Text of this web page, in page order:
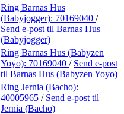
Ring Barnas Hus
(Babyjogger): 70169040 /
Send e-post til Barnas Hus
(Babyjogger)
Ring Barnas Hus (Babyzen
Yoyo): 70169040 / Send e-post
til Barnas Hus (Babyzen Yoyo)
Ring Jernia (Bacho):
40005965 / Send e-post til
Jernia (Bacho)